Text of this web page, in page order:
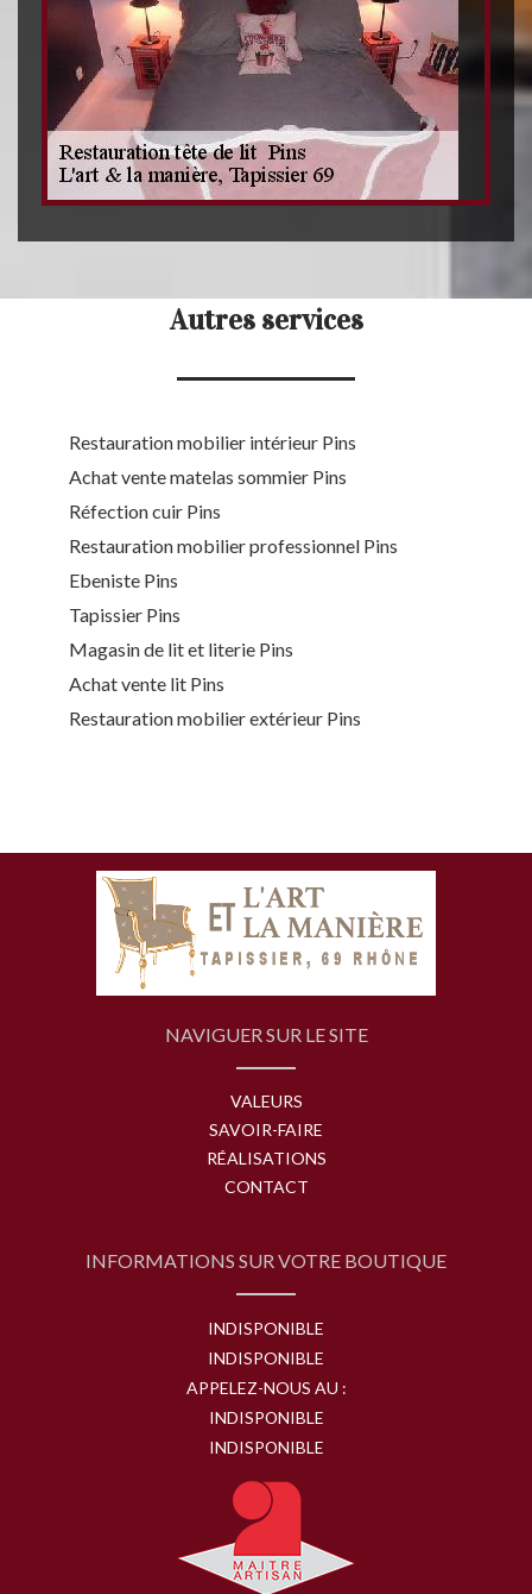
Autres services
Restauration mobilier intérieur Pins
Achat vente matelas sommier Pins
Réfection cuir Pins
Restauration mobilier professionnel Pins
Ebeniste Pins
Tapissier Pins
Magasin de lit et literie Pins
Achat vente lit Pins
Restauration mobilier extérieur Pins
NAVIGUER SUR LE SITE
VALEURS
SAVOIR-FAIRE
RÉALISATIONS
CONTACT
INFORMATIONS SUR VOTRE BOUTIQUE
INDISPONIBLE
INDISPONIBLE
APPELEZ-NOUS AU :
INDISPONIBLE
INDISPONIBLE